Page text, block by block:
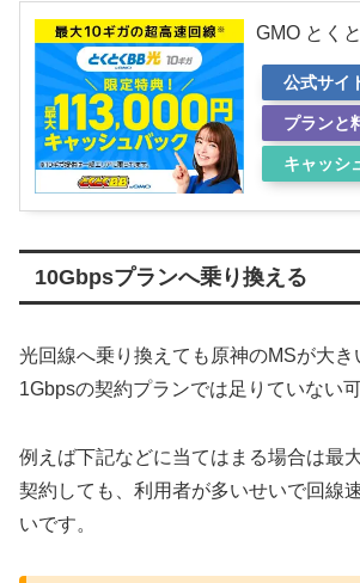
GMO とく
公式サイ
プランと
キャッシ
10Gbpsプランへ乗り換える
光回線へ乗り換えても原神のMSが大き
1Gbpsの契約プランでは足りていない
例えば下記などに当てはまる場合は最
契約しても、利用者が多いせいで回線
いです。